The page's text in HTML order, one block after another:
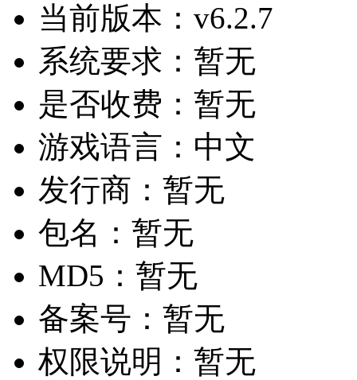
当前版本： v6.2.7
系统要求： 暂无
是否收费： 暂无
游戏语言： 中文
发行商： 暂无
包名： 暂无
MD5： 暂无
备案号： 暂无
权限说明： 暂无